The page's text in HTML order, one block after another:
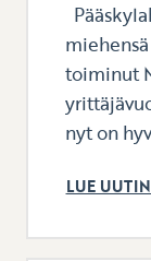
toiminut
nyt on
LUE